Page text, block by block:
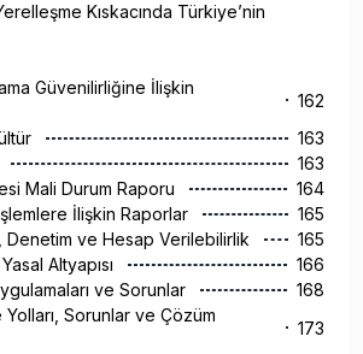
Kıskacında Türkiye’nin
Güvenilirliğine İlişkin
162
163
163
Mali Durum Raporu
164
İşlemlere İlişkin Raporlar
165
Denetim ve Hesap Verilebilirlik
165
Altyapısı
166
ve Sorunlar
168
Sorunlar ve Çözüm
173